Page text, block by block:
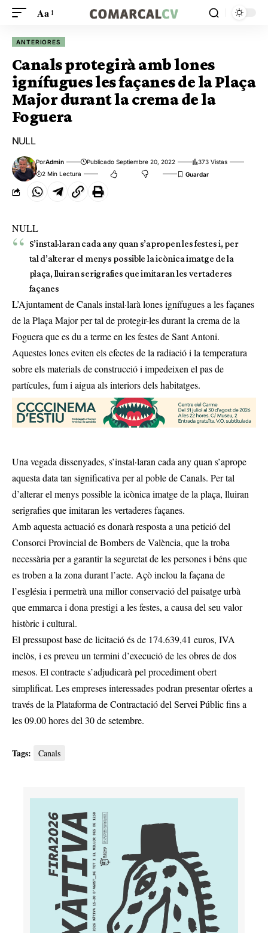
Aa
ANTERIORES
Canals protegirà amb lones
ignífugues les façanes de la Plaça
Major durant la crema de la
Foguera
NULL
PorAdmin Publicado Septiembre 20, 2022
373 Vistas
2 Min Lectura
NULL
S’instal·laran cada any quan s’apropen les festes i, per
tal d’alterar el menys possible la icònica imatge de la
plaça, lluiran serigrafies que imitaran les vertaderes
façanes
L’Ajuntament de Canals instal·larà lones ignífugues a les façanes
de la Plaça Major per tal de protegir-les durant la crema de la
Foguera que es du a terme en les festes de Sant Antoni.
Aquestes lones eviten els efectes de la radiació i la temperatura
sobre els materials de construcció i impedeixen el pas de
partícules, fum i aigua als interiors dels habitatges.
Una vegada dissenyades, s’instal·laran cada any quan s’aprope
aquesta data tan significativa per al poble de Canals. Per tal
d’alterar el menys possible la icònica imatge de la plaça, lluiran
serigrafies que imitaran les vertaderes façanes.
Amb aquesta actuació es donarà resposta a una petició del
Consorci Provincial de Bombers de València, que la troba
necessària per a garantir la seguretat de les persones i béns que
es troben a la zona durant l’acte. Açò inclou la façana de
l’església i permetrà una millor conservació del paisatge urbà
que emmarca i dona prestigi a les festes, a causa del seu valor
històric i cultural.
El pressupost base de licitació és de 174.639,41 euros, IVA
inclòs, i es preveu un termini d’execució de les obres de dos
mesos. El contracte s’adjudicarà pel procediment obert
simplificat. Les empreses interessades podran presentar ofertes a
través de la Plataforma de Contractació del Servei Públic fins a
les 09.00 hores del 30 de setembre.
Tags: Canals